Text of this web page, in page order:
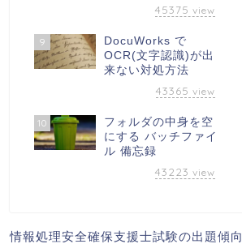
45375 view
9
DocuWorks で
OCR(文字認識)が出
来ない対処方法
43365 view
10
フォルダの中身を空
にする バッチファイ
ル 備忘録
43223 view
情報処理安全確保支援士試験の出題傾向